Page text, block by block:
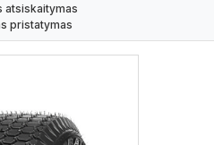
atsiskaitymas
pristatymas